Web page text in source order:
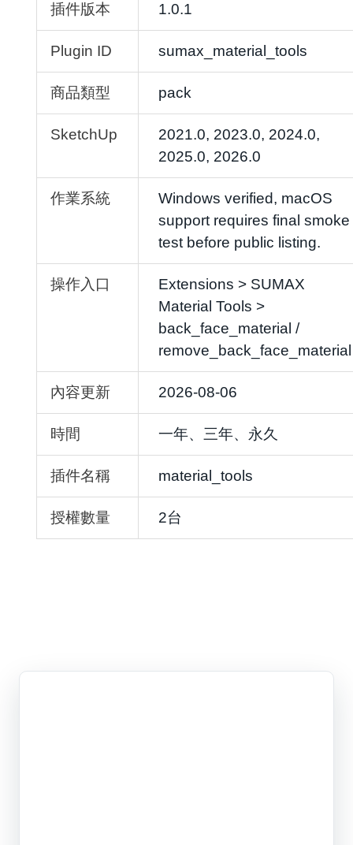
插件版本 1.0.1
Plugin ID sumax_material_tools
商品類型 pack
SketchUp
2021.0, 2023.0, 2024.0,
2025.0, 2026.0
作業系統
Windows verified, macOS
support requires final smoke
test before public listing.
操作入口
Extensions > SUMAX
Material Tools >
back_face_material /
remove_back_face_material
內容更新 2026-08-06
時間 一年、三年、永久
插件名稱 material_tools
授權數量 2台